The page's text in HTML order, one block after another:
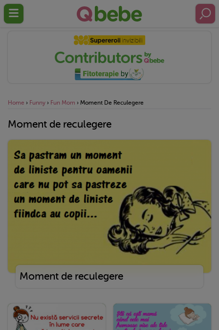
Home › Funny › Fun Mom › Moment De Reculegere
Moment de reculegere
Moment de reculegere